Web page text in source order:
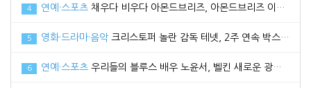
4 연예·스포츠 채우다 비우다 아몬드브리즈, 아몬드브리즈 이다희와 함께한 광고 메이킹 필름 공개
5 영화·드라마·음악 크리스토퍼 놀란 감독 테넷, 2주 연속 박스오피스 1위로 100만 관객 돌파
6 연예·스포츠 우리들의 블루스 배우 노윤서, 벨킨 새로운 광고 모델로 선정